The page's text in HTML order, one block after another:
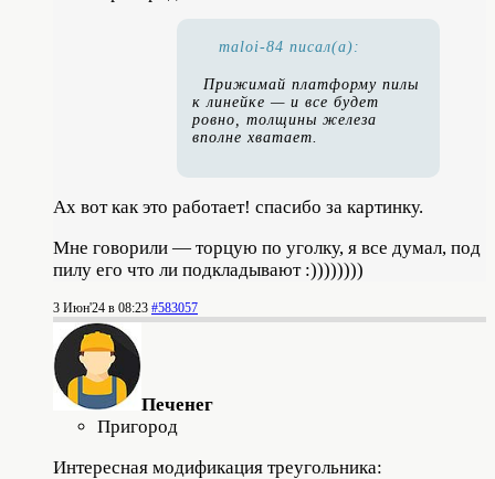
maloi-84 писал(а):
Прижимай платформу пилы
к линейке — и все будет
ровно, толщины железа
вполне хватает.
Ах вот как это работает! спасибо за картинку.
Мне говорили — торцую по уголку, я все думал, под
пилу его что ли подкладывают :))))))))
3 Июн'24 в 08:23 #583057
Печенег
Пригород
Интересная модификация треугольника: